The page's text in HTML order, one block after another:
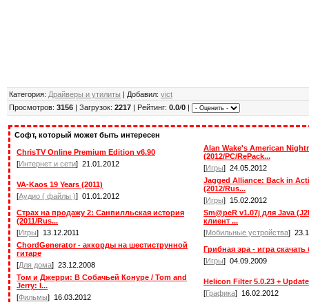
Категория: Драйверы и утилиты | Добавил: vict
Просмотров: 3156 | Загрузок: 2217 | Рейтинг: 0.0/0 |
Софт, который может быть интересен
ChrisTV Online Premium Edition v6.90
[Интернет и сети] 21.01.2012
Alan Wake's American
(2012/PC/RePack...
[Игры] 24.05.2012
VA-Kaos 19 Years (2011)
[Аудио ( файлы )] 01.01.2012
Jagged Alliance: Back in
(2012/Rus...
[Игры] 15.02.2012
Страх на продажу 2: Санвилльская история
(2011/Rus...
[Игры] 13.12.2011
Sm@peR v1.07j для Java
клиент ...
[Мобильные устройства]
ChordGenerator - аккорды на шестиструнной
гитаре
[Для дома] 23.12.2008
Грибная эра - игра скачать
[Игры] 04.09.2009
Том и Джерри: В Собачьей Конуре / Tom and
Jerry: I...
[Фильмы] 16.03.2012
Helicon Filter 5.0.23 +
[Графика] 16.02.2012